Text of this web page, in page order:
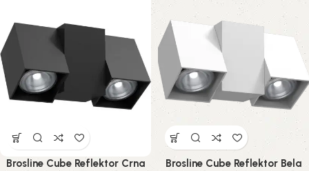
Brosline Cube Reflektor Crna
Brosline Cube Reflektor Bela